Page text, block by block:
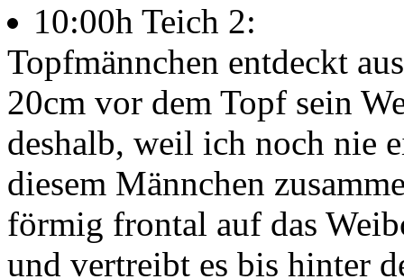
10:00h Teich 2:
Topfmännchen entdeckt
20cm vor dem Topf sein
deshalb, weil ich noch nie
diesem Männchen
förmig frontal auf das
und vertreibt es bis hinter